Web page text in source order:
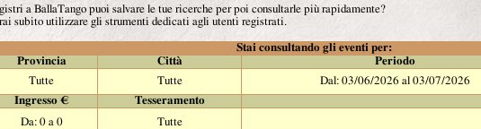
a BallaTango puoi salvare le tue ricerche per poi consultarle più rapidamente?
subito utilizzare gli strumenti dedicati agli utenti registrati.
Stai consultando gli eventi per:
Provincia Città Periodo
Tutte Tutte Dal: 03/06/2026 al 03/07/2026
Ingresso €
Tesseramento
Da: 0 a 0 Tutte